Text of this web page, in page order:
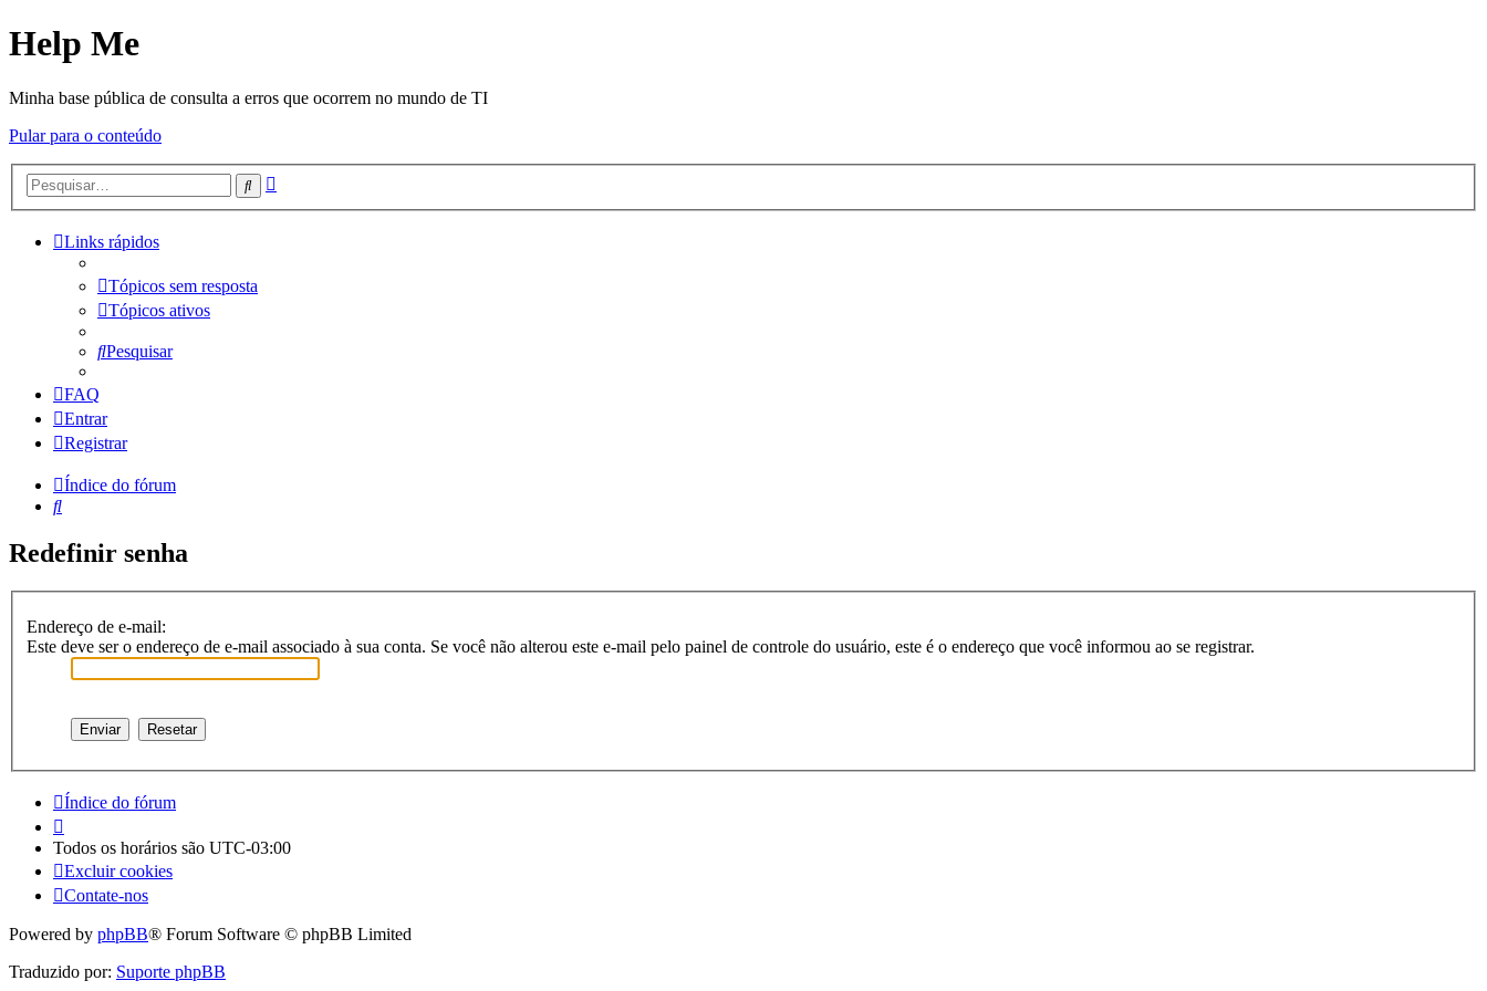
Help Me
Minha base pública de consulta a erros que ocorrem no mundo de TI
Pular para o conteúdo
Pesquisar
Links rápidos
Tópicos sem resposta
Tópicos ativos
Pesquisar
FAQ
Entrar
Registrar
Índice do fórum
Pesquisar
Redefinir senha
Endereço de e-mail:
Este deve ser o endereço de e-mail associado à sua conta. Se você não alterou este e-mail pelo painel de controle do usuário, este é o endereço que você informou ao se registrar.
Índice do fórum
Todos os horários são UTC-03:00
Excluir cookies
Contate-nos
Powered by phpBB® Forum Software © phpBB Limited
Traduzido por: Suporte phpBB